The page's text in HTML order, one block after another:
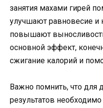
занятия махами гирей
улучшают равновесие
повышают
основной эффект,
сжигание калорий и
Важно помнить, что
результатов